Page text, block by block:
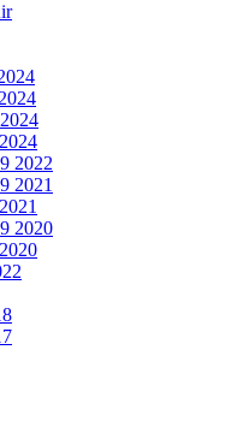
2022
2021
2020